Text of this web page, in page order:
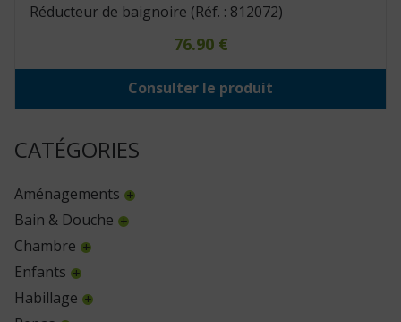
CATÉGORIES
Aménagements
Bain & Douche
Chambre
Enfants
Habillage
Réducteur de baignoire (Réf. : 812072)
76.90 €
Consulter le produit